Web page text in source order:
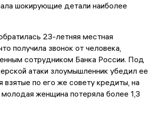
шокирующие детали наиболее
23-летняя местная
получила звонок от человека,
сотрудником Банка России. Под
атаки злоумышленник убедил ее
взятые по его же совету кредиты, на
женщина потеряла более 1,3